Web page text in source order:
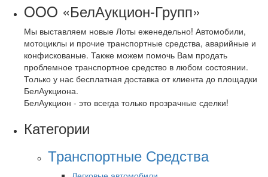
OOO «БелАукцион-Групп»
Мы выставляем новые Лоты еженедельно! Автомобили,
мотоциклы и прочие транспортные средства, аварийные и
конфискованые. Также можем помочь Вам продать
проблемное транспортное средство в любом состоянии.
Только у нас бесплатная доставка от клиента до площадки
БелАукциона.
БелАукцион - это всегда только прозрачные сделки!
Категории
Транспортные Средства